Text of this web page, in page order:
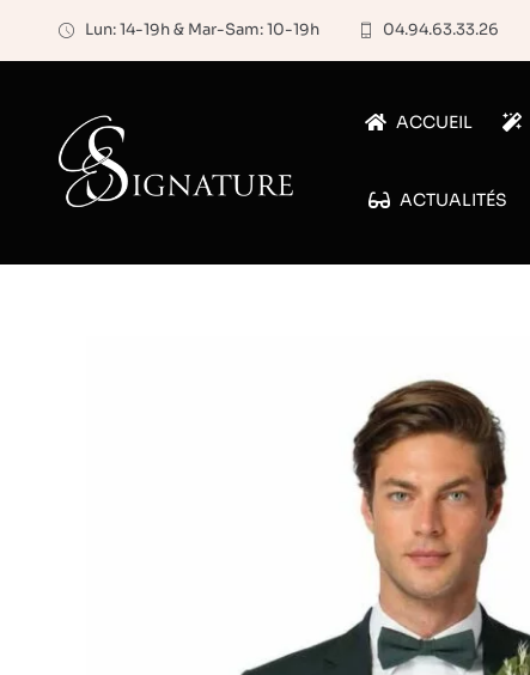
Lun: 14-19h & Mar-Sam: 10-19h 04.94.63.33.26
ACCUEIL
ACTUALITÉS